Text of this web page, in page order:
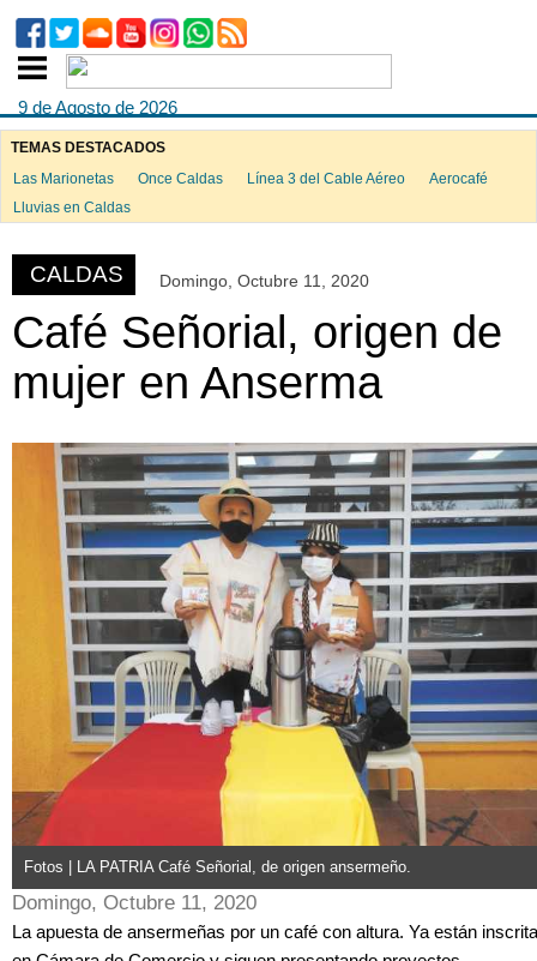
9 de Agosto de 2026
TEMAS DESTACADOS
Las Marionetas
Once Caldas Línea 3 del Cable Aéreo
Aerocafé
Lluvias en Caldas
CALDAS Domingo, Octubre 11, 2020
Café Señorial, origen de
mujer en Anserma
Fotos | LA PATRIA Café Señorial, de origen ansermeño.
Domingo, Octubre 11, 2020
La apuesta de ansermeñas por un café con altura. Ya están